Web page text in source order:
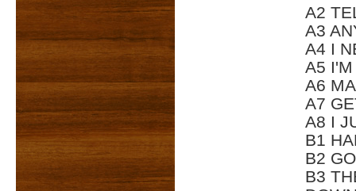
A2
A3
A4 I
A5
A6
A7
A8 I
B1
B2
B3